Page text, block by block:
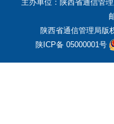
主办单位：陕西省通信管
陕西省通信管理局版
陕ICP备 05000001号